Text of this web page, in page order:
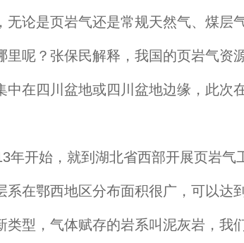
论是页岩气还是常规天然气、煤层
？张保民解释，我国的页岩气资
在四川盆地或四川盆地边缘，此次
开始，就到湖北省西部开展页岩气
在鄂西地区分布面积很广，可以达
型，气体赋存的岩系叫泥灰岩，我